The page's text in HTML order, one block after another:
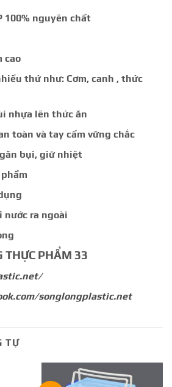
100% nguyên chất
cao
thứ như: Cơm, canh , thức
nhựa lên thức ăn
toàn và tay cầm vững chắc
bụi, giữ nhiệt
nước ra ngoài
THỰC PHẨM 33
songlongplastic.net
TỰ